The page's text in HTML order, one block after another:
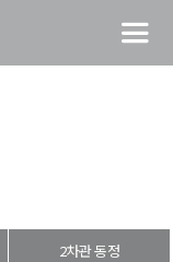
2차관 동정